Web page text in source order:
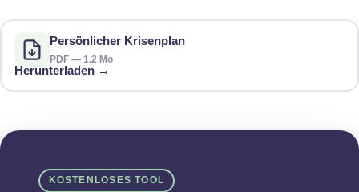
Persönlicher Krisenplan
PDF — 1.2 Mo
Herunterladen →
KOSTENLOSES TOOL